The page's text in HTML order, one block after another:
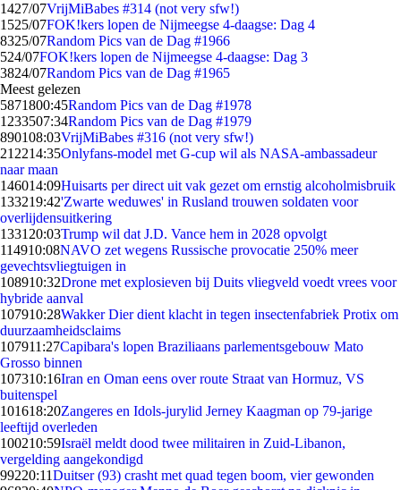
1427/07VrijMiBabes #314 (not very sfw!)
1525/07FOK!kers lopen de Nijmeegse 4-daagse: Dag 4
8325/07Random Pics van de Dag #1966
524/07FOK!kers lopen de Nijmeegse 4-daagse: Dag 3
3824/07Random Pics van de Dag #1965
Meest gelezen
5871800:45Random Pics van de Dag #1978
1233507:34Random Pics van de Dag #1979
890108:03VrijMiBabes #316 (not very sfw!)
212214:35Onlyfans-model met G-cup wil als NASA-ambassadeur
naar maan
146014:09Huisarts per direct uit vak gezet om ernstig alcoholmisbruik
133219:42'Zwarte weduwes' in Rusland trouwen soldaten voor
overlijdensuitkering
1331 20:03Trump wil dat J.D. Vance hem in 2028 opvolgt
114910:08NAVO zet wegens Russische provocatie 250% meer
gevechtsvliegtuigen in
108910:32Drone met explosieven bij Duits vliegveld voedt vrees voor
hybride aanval
107910:28Wakker Dier dient klacht in tegen insectenfabriek Protix om
duurzaamheidsclaims
107911:27Capibara's lopen Braziliaans parlementsgebouw Mato
Grosso binnen
107310:16Iran en Oman eens over route Straat van Hormuz, VS
buitenspel
101618:20Zangeres en Idols-jurylid Jerney Kaagman op 79-jarige
leeftijd overleden
100210:59Israël meldt dood twee militairen in Zuid-Libanon,
vergelding aangekondigd
99220:11Duitser (93) crasht met quad tegen boom, vier gewonden